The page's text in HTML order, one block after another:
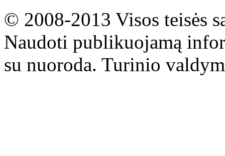
© 2008-2013 Visos teisės
Naudoti publikuojamą
su nuoroda. Turinio